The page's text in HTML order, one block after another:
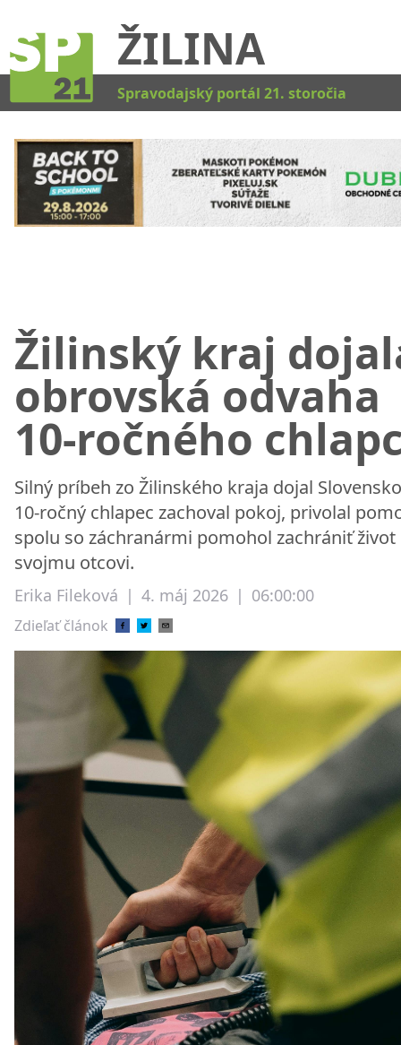
ŽILINA
Spravodajský portál 21. storočia
Žilinský kraj
obrovská odvaha
10-ročného
Silný príbeh zo Žilinského kraja dojal
10-ročný chlapec zachoval pokoj, privolal
spolu so záchranármi pomohol zachrániť život
svojmu otcovi.
Erika Fileková | 4. máj 2026 | 06:00:00
Zdieľať článok